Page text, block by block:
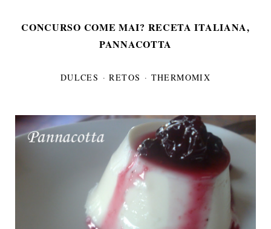
CONCURSO COME MAI? RECETA ITALIANA,
PANNACOTTA
DULCES ·RETOS · THERMOMIX